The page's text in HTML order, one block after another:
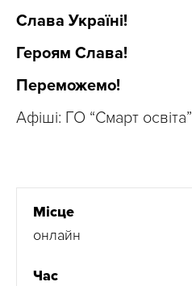
Слава Україні!
Героям Слава!
Переможемо!
Афіші: ГО “Смарт освіта”
Місце
онлайн
Час